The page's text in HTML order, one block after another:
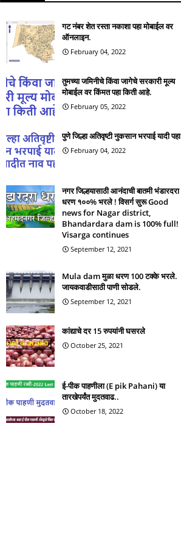
गट नंबर शेत रस्ता नकाशा पहा मोबाईल वर
ऑनलाइन.
February 04, 2022
तुमच्या जमिनीचे किंवा जागेचे सरकारी मूल्य
मोबाईल वर किंमत पहा किती आहे.
February 05, 2022
पुणे जिल्हा अतिवृष्टी नुकसान भरपाई यादी पहा
February 04, 2022
नगर जिल्हयासाठी आनंदाची बातमी भंडारदरा
धरण १००% भरले ! विसर्ग सुरू Good
news for Nagar district,
Bhandardara dam is 100% full!
Visarga continues
September 12, 2021
Mula dam मुळा धरण 100 टक्के भरले.
जायकवाडीसाठी पाणी सोडले.
September 12, 2021
कांद्याचे दर 15 रुपयांनी घसरले
October 25, 2021
ई-पीक पाहणीला (E pik Pahani) या
तारखेपर्यंत मुदतवाढ..
October 18, 2022